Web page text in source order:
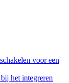
voor een
het integreren